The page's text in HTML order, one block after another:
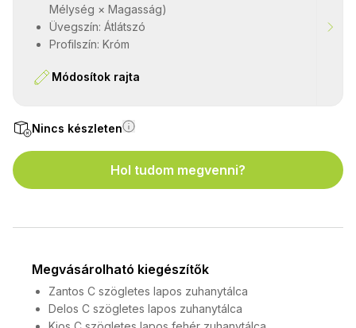
Mélység × Magasság)
Üvegszín: Átlátszó
Profilszín: Króm
Módosítok rajta
Nincs készleten
Hol tudom megvenni?
Megvásárolható kiegészítők
Zantos C szögletes lapos zuhanytálca
Delos C szögletes lapos zuhanytálca